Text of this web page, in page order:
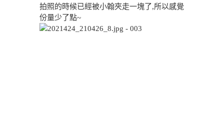
拍照的時候已經被小翰夾走一塊了,所以感覺
份量少了點~